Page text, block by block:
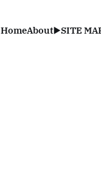
HomeAbout▶️SITE